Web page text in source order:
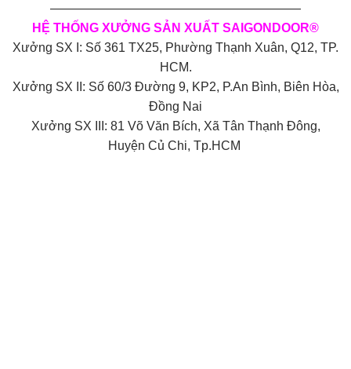
————————————————————
HỆ THỐNG XƯỞNG SẢN XUẤT SAIGONDOOR®
Xưởng SX I: Số 361 TX25, Phường Thạnh Xuân, Q12, TP.
HCM.
Xưởng SX II: Số 60/3 Đường 9, KP2, P.An Bình, Biên Hòa,
Đồng Nai
Xưởng SX III: 81 Võ Văn Bích, Xã Tân Thạnh Đông,
Huyện Củ Chi, Tp.HCM